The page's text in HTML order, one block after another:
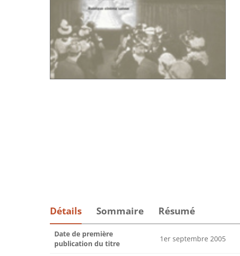
Détails Sommaire Résumé
Date de première
publication du titre
1er septembre 2005